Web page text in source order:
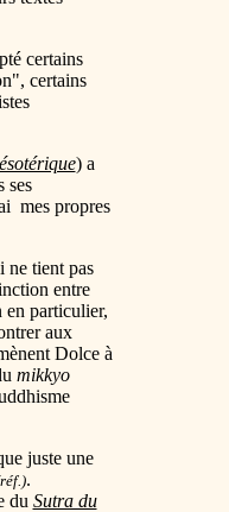
certains
certains
) a
ses
mes propres
ne tient pas
entre
en particulier,
aux
Dolce à
mikkyo
juste une
.
du Sutra du